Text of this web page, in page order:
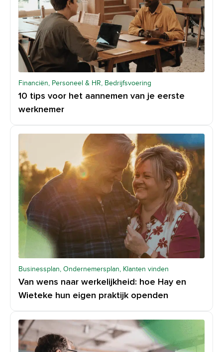
Financiën, Personeel & HR, Bedrijfsvoering
10 tips voor het aannemen van je eerste
werknemer
Businessplan, Ondernemersplan, Klanten vinden
Van wens naar werkelijkheid: hoe Hay en
Wieteke hun eigen praktijk openden